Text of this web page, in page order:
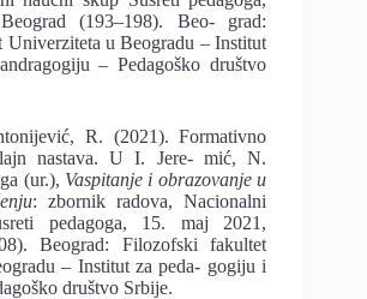
(193–198). Beo- grad:
u Beogradu – Institut
– Pedagoško društvo
R. (2021). Formativno
nastava. U I. Jere- mić, N.
(ur.), Vaspitanje i obrazovanje u
: zbornik radova, Nacionalni
pedagoga, 15. maj 2021,
Beograd: Filozofski fakultet
– Institut za peda- gogiju i
društvo Srbije.